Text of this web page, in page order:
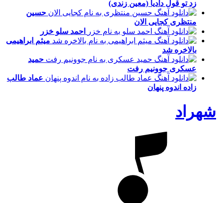
زدتو قول دادیا (معین زندی)
حسین
منتظریکجایی الان
احمد سلو خزر
میثم ابراهیمی
بالاخره شد
حمید
عسکری جوونیم رفت
عماد طالب
زاده اندوه پنهان
شهراد